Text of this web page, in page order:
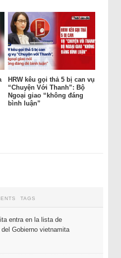
HRW kêu gọi thả 5 bị can vụ
“Chuyện Với Thanh”: Bộ
Ngoại giao “không đáng
bình luận”
TAGS
entra en la lista de
Gobierno vietnamita